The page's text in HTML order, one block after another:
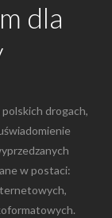
dla
drogach,
w postaci: